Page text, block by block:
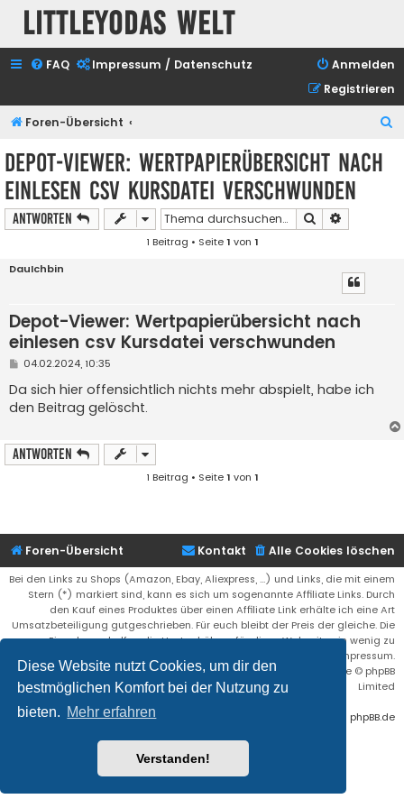
Diese Website nutzt Cookies, um dir den
bestmöglichen Komfort bei der Nutzung zu
bieten. Mehr erfahren
Verstanden!
Littleyodas Welt
FAQ Impressum / Datenschutz
Anmelden
Registrieren
Foren-Übersicht
Depot-Viewer: Wertpapierübersicht nach
einlesen csv Kursdatei verschwunden
Antworten Suche
1 Beitrag • Seite1 von 1
DauIchbin
Depot-Viewer: Wertpapierübersicht nach
einlesen csv Kursdatei verschwunden
B
i
t
r
04.02.2024, 10:35
Da sich hier offensichtlich nichts mehr abspielt, habe ich
den Beitrag gelöscht.
Antworten
1 Beitrag • Seite1 von 1
Foren-Übersicht Alle Cookies löschen
Kontakt
Bei den Links zu Shops (Amazon, Ebay, Aliexpress, ...) und Links, die mit einem
Stern (*) markiert sind, kann es sich um sogenannte Affiliate Links. Durch
den Kauf eines Produktes über einen Affiliate Link erhälte ich eine Art
Umsatzbeteiligung gutgeschrieben. Für euch bleibt der Preis der gleiche. Die
Einnahmen helfen die Hostgebühren für diese Webseite ein wenig zu
reduzieren. Siehe auch das Impressum.
Flat Style byIan Bradley• Powered by phpBB® Forum Software © phpBB
Limited
phpBB.de